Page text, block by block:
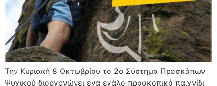
Την Κυριακή 8 Οκτωβρίου το 2ο Σύστημα Προσκόπων
Ψυχικού διοργανώνει ένα εγάλο προσκοπικό παιχνίδι